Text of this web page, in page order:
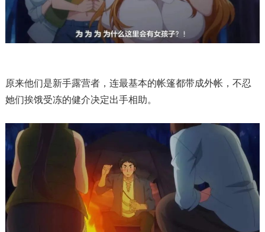
原来他们是新手露营者，连最基本的帐篷都带成外帐，不忍
她们挨饿受冻的健介决定出手相助。